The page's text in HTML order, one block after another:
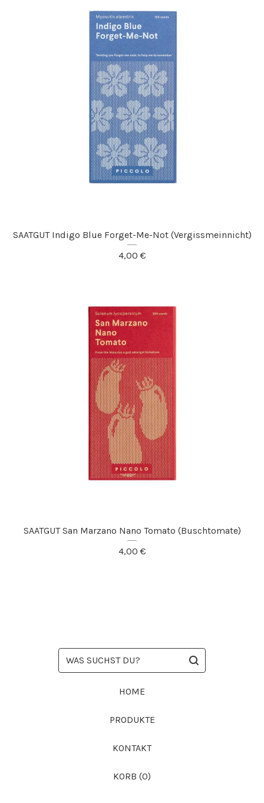
SAATGUT Indigo Blue Forget-Me-Not (Vergissmeinnicht)
4,00 €
SAATGUT San Marzano Nano Tomato (Buschtomate)
4,00 €
WAS
SUCHST
HOME
PRODUKTE
KONTAKT
KORB (0)